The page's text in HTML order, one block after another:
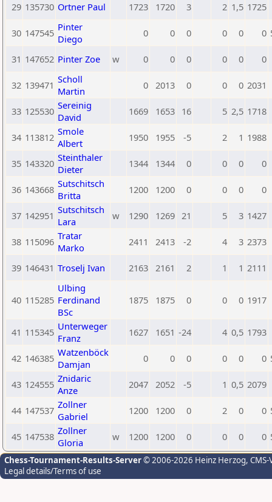
29 135730 Ortner Paul 1723 1720 3 2 1,5 1725
30 147545 Pinter
Diego
0 0 0 0 0 0
31 147652 Pinter Zoe w 0 0 0 0 0 0
32 139471 Scholl
Martin
0 2013 0 0 0 2031
33 125530 Sereinig
David
1669 1653 16 5 2,5 1718
34 113812 Smole
Albert
1950 1955 -5 2 1 1988
35 143320 Steinthaler
Dieter
1344 1344 0 0 0 0
36 143668 Sutschitsch
Britta
1200 1200 0 0 0 0
37 142951 Sutschitsch
Lara
w 1290 1269 21 5 3 1427
38 115096 Tratar
Marko
2411 2413 -2 4 3 2373
39 146431 Troselj Ivan 2163 2161 2 1 1 2111
40 115285
Ulbing
Ferdinand
BSc
1875 1875 0 0 0 1917
41 115345 Unterweger
Franz
1627 1651 -24 4 0,5 1793
42 146385 Watzenböck
Damjan
0 0 0 0 0 0
43 124555 Znidaric
Anze
2047 2052 -5 1 0,5 2079
44 147537 Zollner
Gabriel
1200 1200 0 2 0 0
45 147538 Zollner
Gloria
w 1200 1200 0 0 0 0
Chess-Tournament-Results-Server© 2006-2026 Heinz Herzog,
Legal details/Terms of use